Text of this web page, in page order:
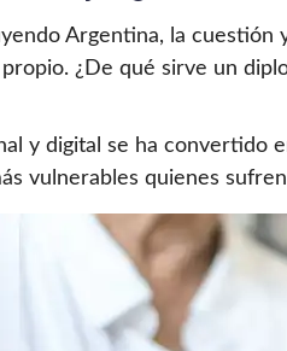
Argentina, la cuestión
¿De qué sirve un
y digital se ha convertido
vulnerables quienes